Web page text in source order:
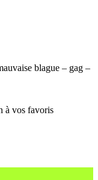
blague – gag –